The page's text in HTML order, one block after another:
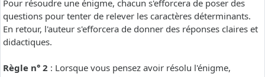
Pour résoudre une énigme, chacun s'efforcera de poser des
questions pour tenter de relever les caractères déterminants.
En retour, l'auteur s'efforcera de donner des réponses claires et
didactiques.
Règle n° 2 : Lorsque vous pensez avoir résolu l'énigme,